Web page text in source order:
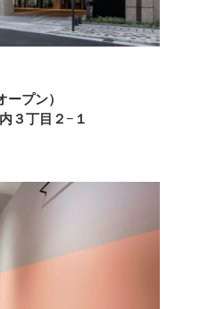
ープン）
３丁目２−１